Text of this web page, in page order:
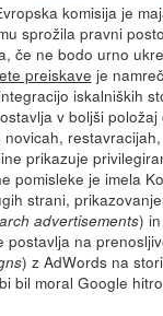
komisija je
sprožila pravni
če ne bodo urno
preiskave je
iskalniških
v boljši
prikazuje
pomisleke je imela
strani,
advertisements)
postavlja na
) z AdWords na
bil moral Google